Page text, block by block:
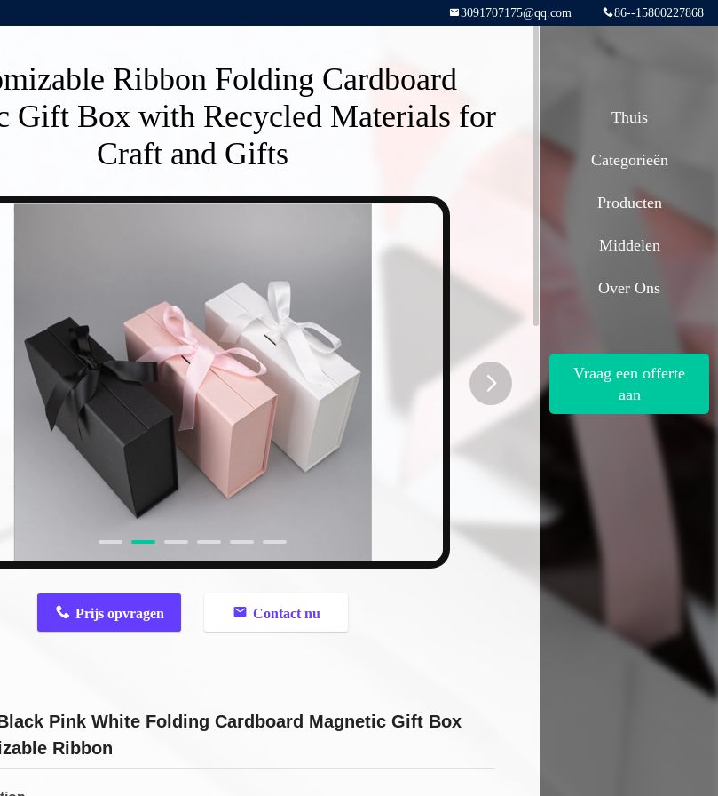
86--15800227868
3091707175@qq.com
Ribbon Folding Cardboard
Gift Box with Recycled Materials for
Craft and Gifts
button
Prijs opvragen Contact nu
Pink White Folding Cardboard Magnetic Gift Box
Ribbon
Thuis
Categorieën
Producten
Middelen
Over Ons
Vraag een offerte
aan